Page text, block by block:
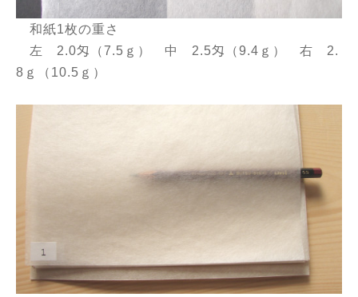
和紙1枚の重さ
左 2.0匁（7.5ｇ） 中 2.5匁（9.4ｇ） 右 2.
8ｇ（10.5ｇ）